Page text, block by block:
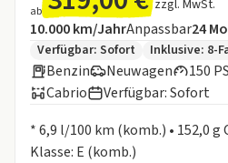
ab
zzgl. MwSt.
Angebotsdetails:
Inklusive Laufleistung
10.000 km/JahrAnpassbar24
Zusätzliche
Verfügbar: Sofort Inklusive: 8-
Benzin Neuwagen 150
Cabrio
Verfügbar: Sofort
* 6,9 l/100 km (komb.) • 152,0 g
Klasse: E (komb.)